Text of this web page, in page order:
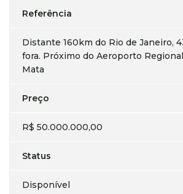
Referência
Distante 160km do Rio de Janeiro,
fora. Próximo do Aeroporto
Mata
Preço
R$ 50.000.000,00
Status
Disponível